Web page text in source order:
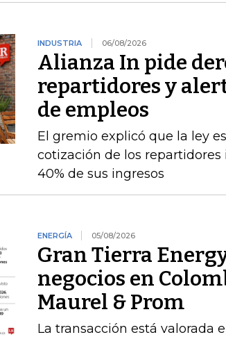
INDUSTRIA 06/08/2026
Alianza In pide
repartidores y
de empleos
El gremio explicó que la ley
cotización de los
40% de sus ingresos
ENERGÍA 05/08/2026
Gran Tierra
negocios en
Maurel & Prom
La transacción está valorada